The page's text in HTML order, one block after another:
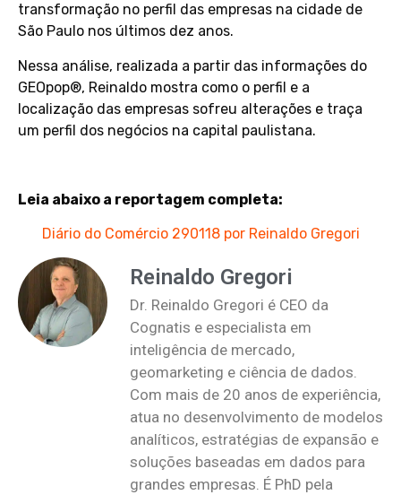
transformação no perfil das empresas na cidade de
São Paulo nos últimos dez anos.
Nessa análise, realizada a partir das informações do
GEOpop®, Reinaldo mostra como o perfil e a
localização das empresas sofreu alterações e traça
um perfil dos negócios na capital paulistana.
Leia abaixo a reportagem completa:
Diário do Comércio 290118 por Reinaldo Gregori
Reinaldo Gregori
Dr. Reinaldo Gregori é CEO da
Cognatis e especialista em
inteligência de mercado,
geomarketing e ciência de dados.
Com mais de 20 anos de experiência,
atua no desenvolvimento de modelos
analíticos, estratégias de expansão e
soluções baseadas em dados para
grandes empresas. É PhD pela